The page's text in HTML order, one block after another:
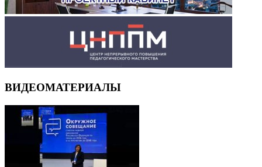
ВИДЕОМАТЕРИАЛЫ